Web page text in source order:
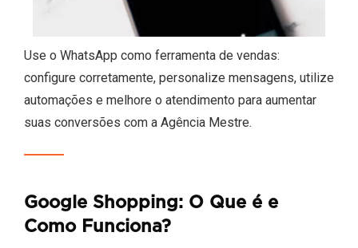
Use o WhatsApp como ferramenta de vendas:
configure corretamente, personalize mensagens, utilize
automações e melhore o atendimento para aumentar
suas conversões com a Agência Mestre.
Google Shopping: O Que é e
Como Funciona?